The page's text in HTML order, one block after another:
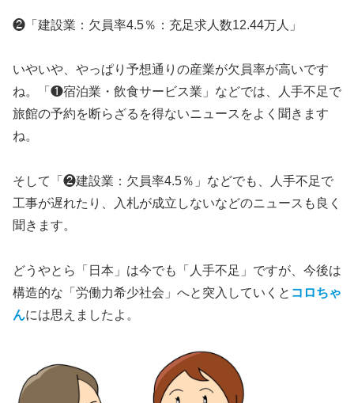
❷「建設業：欠員率4.5％：充足求人数12.44万人」
いやいや、やっぱり予想通りの産業が欠員率が高いです
ね。「❶宿泊業・飲食サービス業」などでは、人手不足で
旅館の予約を断らざるを得ないニュースをよく聞きます
ね。
そして「❷建設業：欠員率4.5％」などでも、人手不足で
工事が遅れたり、入札が成立しないなどのニュースも良く
聞きます。
どうやとら「日本」は今でも「人手不足」ですが、今後は
構造的な「労働力希少社会」へと突入していくと コロちゃ
んには思えましたよ。